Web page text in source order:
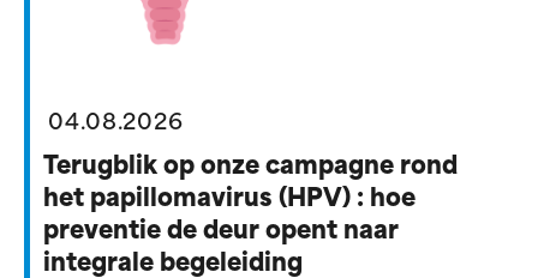
04.08.2026
Terugblik op onze campagne rond
het papillomavirus (HPV) : hoe
preventie de deur opent naar
integrale begeleiding